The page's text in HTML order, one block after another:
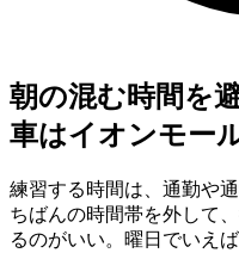
朝の混む時間を
車はイオンモー
練習する時間は、通勤や
ちばんの時間帯を外して
るのがいい。曜日でいえ